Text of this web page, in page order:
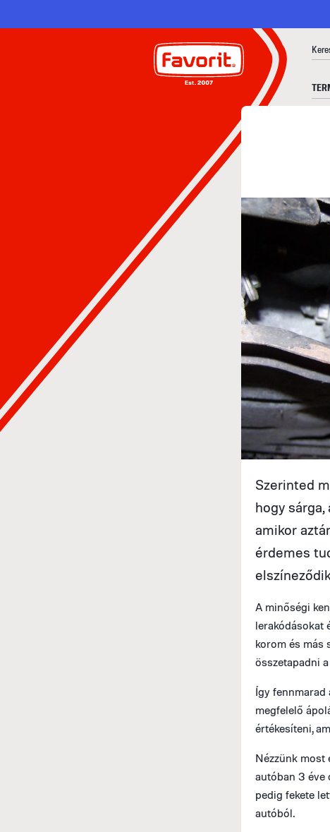
Szerinted
hogy
amikor
érdemes
A minőségi
lerakódásokat
korom és más
összetapadni
Így fennmarad
megfelelő
értékesíteni,
Nézzünk most
autóban 3 éve
pedig fekete
autóból.